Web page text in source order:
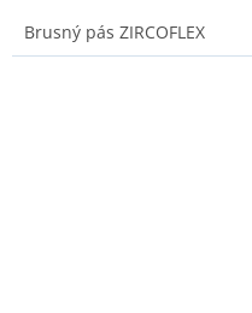
Brusný pás ZIRCOFLEX